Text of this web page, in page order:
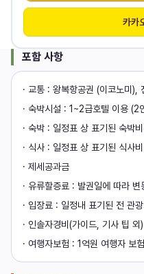
카카
포함 사항
· 교통 : 왕복항공권 (이코노미),
· 숙박시설 : 1~2급호텔 이용 (2
· 숙박 : 일정표 상 표기된 숙박
· 식사 : 일정표 상 표기된 식사
· 제세공과금
· 유류할증료 : 발권일에 따라
· 입장료 : 일정내 표기된 전 관
· 인솔자경비(가이드, 기사 팁 외)
· 여행자보험 : 1억원 여행자 보험